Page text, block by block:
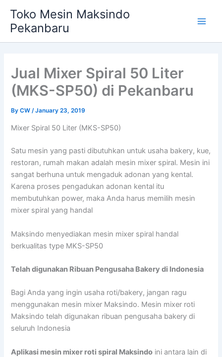
content
Toko Mesin Maksindo
Pekanbaru
Jual Mixer Spiral 50 Liter
(MKS-SP50) di Pekanbaru
ByCW/January 23, 2019
Mixer Spiral 50 Liter (MKS-SP50)
Satu mesin yang pasti dibutuhkan untuk usaha bakery, kue,
restoran, rumah makan adalah mesin mixer spiral. Mesin ini
sangat berhuna untuk mengaduk adonan yang kental.
Karena proses pengadukan adonan kental itu
membutuhkan power, maka Anda harus memilih mesin
mixer spiral yang handal
Maksindo menyediakan mesin mixer spiral handal
berkualitas type MKS-SP50
Telah digunakan Ribuan Pengusaha Bakery di Indonesia
Bagi Anda yang ingin usaha roti/bakery, jangan ragu
menggunakan mesin mixer Maksindo. Mesin mixer roti
Maksindo telah digunakan ribuan pengusaha bakery di
seluruh Indonesia
Aplikasi mesin mixer roti spiral Maksindo ini antara lain di